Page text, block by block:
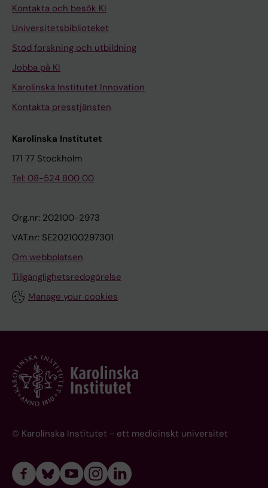
Kontakta och besök KI
Universitetsbiblioteket
Stöd forskning och utbildning
Jobba på KI
Karolinska Institutet Innovation
Kontakta presstjänsten
Karolinska Institutet
171 77 Stockholm
Tel: 08-524 800 00
Org.nr: 202100-2973
VAT.nr: SE202100297301
Om webbplatsen
Tillgänglighetsredogörelse
Manage your cookies
© Karolinska Institutet - ett medicinskt universitet